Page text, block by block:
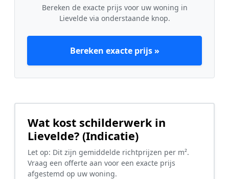
Bereken de exacte prijs voor uw woning in
Lievelde via onderstaande knop.
Bereken exacte prijs »
Wat kost schilderwerk in
Lievelde? (Indicatie)
Let op: Dit zijn gemiddelde richtprijzen per m².
Vraag een offerte aan voor een exacte prijs
afgestemd op uw woning.